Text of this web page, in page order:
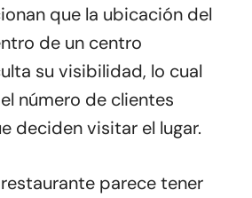
que la ubicación del
de un centro
su visibilidad, lo cual
número de clientes
deciden visitar el lugar.
restaurante parece tener